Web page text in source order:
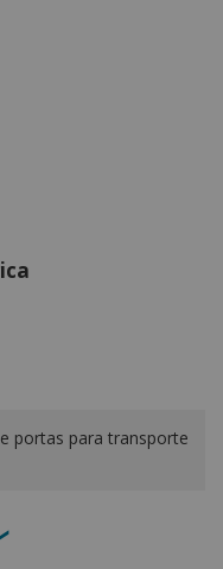
portas para transporte